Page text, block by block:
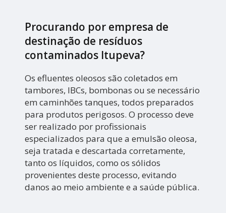
Procurando por empresa de
destinação de resíduos
contaminados Itupeva?
Os efluentes oleosos são coletados em
tambores, IBCs, bombonas ou se necessário
em caminhões tanques, todos preparados
para produtos perigosos. O processo deve
ser realizado por profissionais
especializados para que a emulsão oleosa,
seja tratada e descartada corretamente,
tanto os líquidos, como os sólidos
provenientes deste processo, evitando
danos ao meio ambiente e a saúde pública.